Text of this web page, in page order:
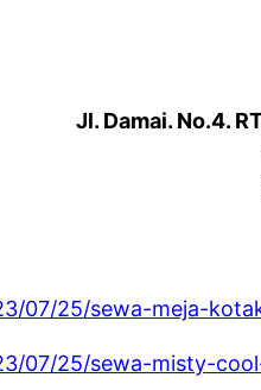
Jl. Damai. No.4.
07/25/sewa-meja-
07/25/sewa-misty-